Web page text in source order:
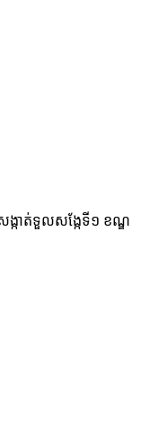
ង្កាត់ទួលសង្កែទី១ ខណ្ឌ